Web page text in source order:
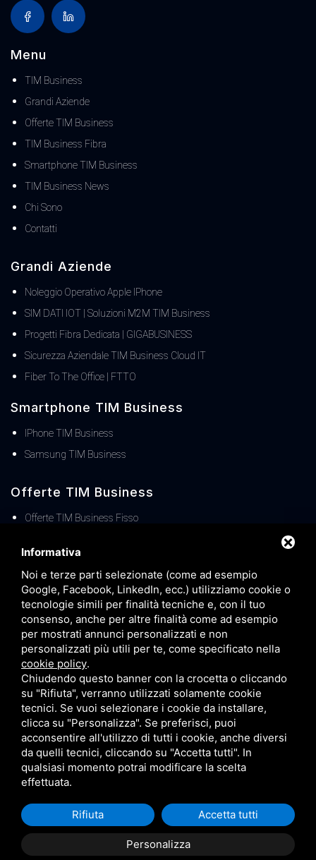
Menu
TIM Business
Grandi Aziende
Offerte TIM Business
TIM Business Fibra
Smartphone TIM Business
TIM Business News
Chi Sono
Contatti
Grandi Aziende
Noleggio Operativo Apple IPhone
SIM DATI IOT | Soluzioni M2M TIM Business
Progetti Fibra Dedicata | GIGABUSINESS
Sicurezza Aziendale TIM Business Cloud IT
Fiber To The Office | FTTO
Smartphone TIM Business
IPhone TIM Business
Samsung TIM Business
Offerte TIM Business
Offerte TIM Business Fisso
TIM Business Centralino Cloud
Offerte TIM Unica Business
Servizio Denat TIM Business
TIM BUSINESS 5G
TIM Business Servizi IT
Offerte TIM Business Voucher FIBRA
Offerta TIM Energia
Privacy Questo sito è protetto da Google reCAPTCHA v3,
Privacy PolicyeTerms of Servicedi Google.
Informativa
Noi e terze parti selezionate (come ad esempio
Google, Facebook, LinkedIn, ecc.) utilizziamo cookie o
tecnologie simili per finalità tecniche e, con il tuo
consenso, anche per altre finalità come ad esempio
per mostrati annunci personalizzati e non
personalizzati più utili per te, come specificato nella
cookie policy.
Chiudendo questo banner con la crocetta o cliccando
su "Rifiuta", verranno utilizzati solamente cookie
tecnici. Se vuoi selezionare i cookie da installare,
clicca su "Personalizza". Se preferisci, puoi
acconsentire all'utilizzo di tutti i cookie, anche diversi
da quelli tecnici, cliccando su "Accetta tutti". In
qualsiasi momento potrai modificare la scelta
effettuata.
Personalizza
Rifiuta Accetta tutti